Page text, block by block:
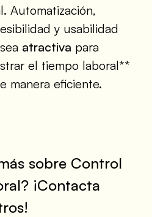
Automatización,
y usabilidad
atractiva para
el tiempo laboral**
manera eficiente.
sobre Control
¡Contacta